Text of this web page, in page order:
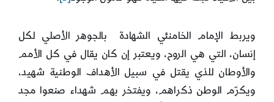
ويربط الإمام الخامنئي الشهادة بالجوهر الأصلي لكل
إنسان، التي هي الروح، ويعتبر إن كان يقال في كل الأمم
والأوطان للذي يقتل في سبيل الأهداف الوطنية شهيد،
ويكرّم الوطن ذكراهم، ويفتخر بهم شهداء صنعوا مجد